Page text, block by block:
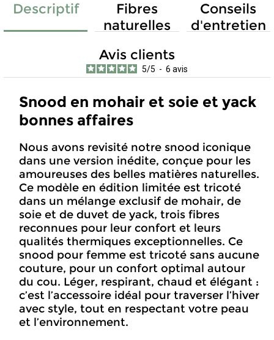
Descriptif
Snood en mohair et soie et yack
bonnes affaires
Nous avons revisité notre snood iconique
dans une version inédite, conçue pour les
amoureuses des belles matières naturelles.
Ce modèle en édition limitée est tricoté
dans un mélange exclusif de mohair, de
soie et de duvet de yack, trois fibres
reconnues pour leur confort et leurs
qualités thermiques exceptionnelles. Ce
snood pour femme est tricoté sans aucune
couture, pour un confort optimal autour
du cou. Léger, respirant, chaud et élégant :
c’est l’accessoire idéal pour traverser l’hiver
avec style, tout en respectant votre peau
et l’environnement.
Fibres
naturelles
Conseils
d'entretien
Avis clients
5/5 - 6 avis